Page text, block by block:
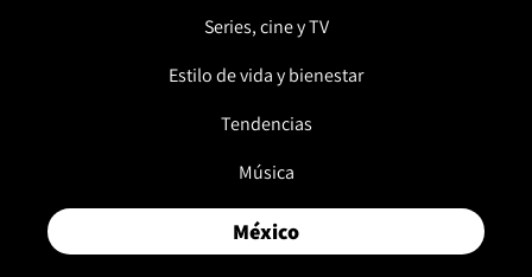
Series, cine y TV
Estilo de vida y bienestar
Tendencias
Música
México